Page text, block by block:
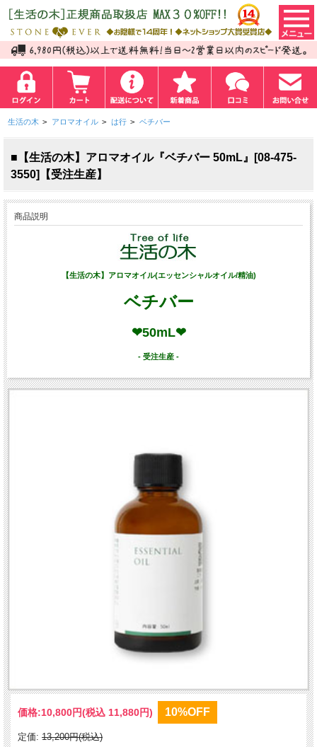
生活の木 > アロマオイル > は行 > ベチバー
■【生活の木】アロマオイル『ベチバー 50mL』[08-475-
3550]【受注生産】
商品説明
【生活の木】アロマオイル(エッセンシャルオイル/精油)
ベチバー
❤50mL❤
- 受注生産 -
価格:10,800円(税込 11,880円) 10%OFF
定価: 13,200円(税込)